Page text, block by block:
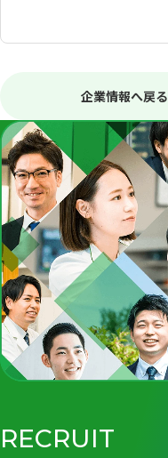
企業情報へ戻る
RECRUIT